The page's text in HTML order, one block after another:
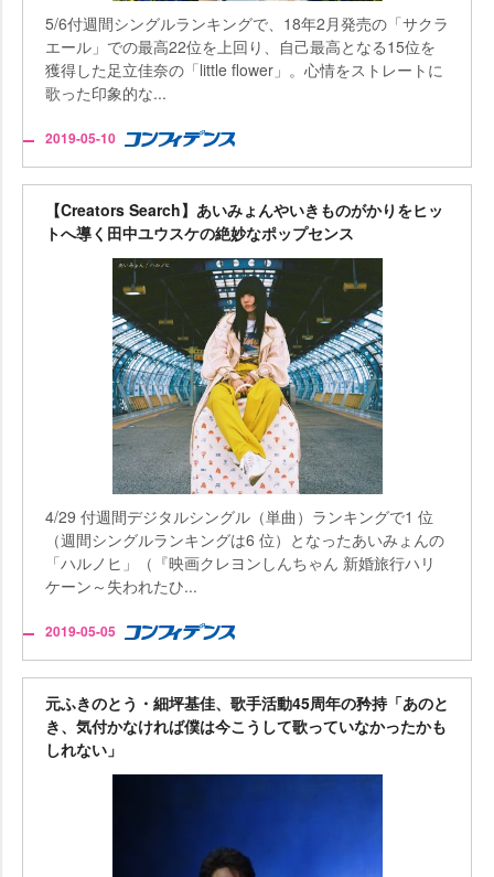
5/6付週間シングルランキングで、18年2月発売の「サクラ
エール」での最高22位を上回り、自己最高となる15位を
獲得した足立佳奈の「little flower」。心情をストレートに
歌った印象的な...
2019-05-10
【Creators Search】あいみょんやいきものがかりをヒッ
トへ導く田中ユウスケの絶妙なポップセンス
4/29 付週間デジタルシングル（単曲）ランキングで1 位
（週間シングルランキングは6 位）となったあいみょんの
「ハルノヒ」（『映画クレヨンしんちゃん 新婚旅行ハリ
ケーン～失われたひ...
2019-05-05
元ふきのとう・細坪基佳、歌手活動45周年の矜持「あのと
き、気付かなければ僕は今こうして歌っていなかったかも
しれない」